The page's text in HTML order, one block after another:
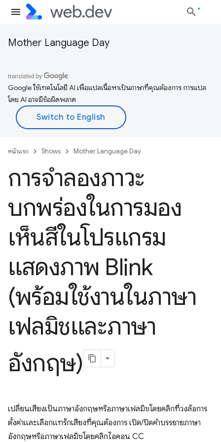
Mother Language Day
Google ใช้เทคโนโลยี AI เพื่อแปลเนื้อหาเป็นภาษาที่คุณต้องการ การแปล
โดย AI อาจมีข้อผิดพลาด
หน้าแรก Shows Mother Language Day
การจำลองภาวะ
บกพร่องในการมอง
เห็นสีในโปรแกรม
แสดงภาพ Blink
(พร้อมใช้งานในภาษา
เฟลมิชและภาษา
อังกฤษ)
เปลี่ยนเสียงเป็นภาษาอังกฤษหรือภาษาเฟลมิชโดยคลิกที่วงล้อการ
ตั้งค่าและเลือกแทร็กเสียงที่คุณต้องการ เปิด/ปิดคำบรรยายภาษา
อังกฤษหรือภาษาเฟลมิชโดยคลิกไอคอน CC